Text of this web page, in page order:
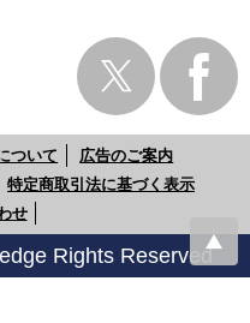
ついて
広告のご案内
特定商取引法に基づく表示
せ
Rights Reserved